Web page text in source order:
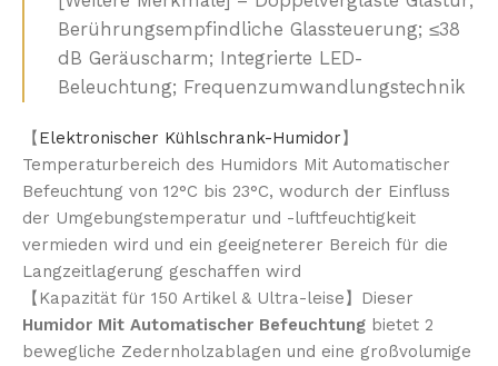
Berührungsempfindliche Glassteuerung; ≤38
dB Geräuscharm; Integrierte LED-
Beleuchtung; Frequenzumwandlungstechnik
【Elektronischer Kühlschrank-Humidor】
Temperaturbereich des Humidors Mit Automatischer
Befeuchtung von 12°C bis 23°C, wodurch der Einfluss
der Umgebungstemperatur und -luftfeuchtigkeit
vermieden wird und ein geeigneterer Bereich für die
Langzeitlagerung geschaffen wird
【Kapazität für 150 Artikel & Ultra-leise】Dieser
Humidor Mit Automatischer Befeuchtung bietet 2
bewegliche Zedernholzablagen und eine großvolumige